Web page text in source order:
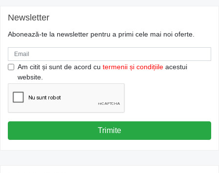
Newsletter
Abonează-te la newsletter pentru a primi cele mai noi oferte.
Am citit și sunt de acord cu termenii și condițiile acestui
website.
Trimite